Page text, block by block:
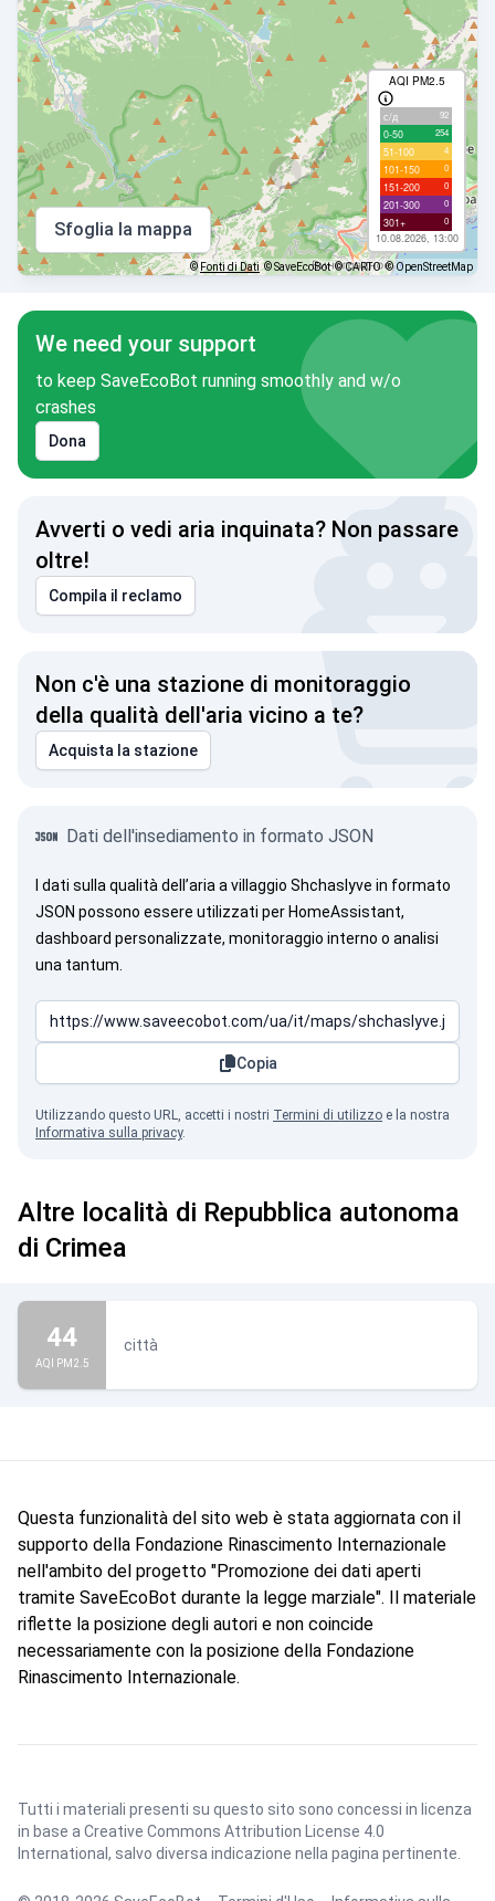
AQI PM2.5
с/д 92
0-50 254
51-100 4
101-150 0
151-200 0
201-300 0
301+ 0
10.08.2026, 13:00
Sfoglia la mappa
© Fonti di Dati © SaveEcoBot © CARTO © OpenStreetMap
We need your support
to keep SaveEcoBot running smoothly and w/o
crashes
Dona
Avverti o vedi aria inquinata? Non passare
oltre!
Compila il reclamo
Non c'è una stazione di monitoraggio
della qualità dell'aria vicino a te?
Acquista la stazione
Dati dell'insediamento in formato JSON
I dati sulla qualità dell’aria a villaggio Shchaslyve in formato
JSON possono essere utilizzati per HomeAssistant,
dashboard personalizzate, monitoraggio interno o analisi
una tantum.
Copia
Utilizzando questo URL, accetti i nostri Termini di utilizzo e la nostra
Informativa sulla privacy.
Altre località di Repubblica autonoma
di Crimea
44
AQI PM2.5
città
Questa funzionalità del sito web è stata aggiornata con il
supporto della Fondazione Rinascimento Internazionale
nell'ambito del progetto "Promozione dei dati aperti
tramite SaveEcoBot durante la legge marziale". Il materiale
riflette la posizione degli autori e non coincide
necessariamente con la posizione della Fondazione
Rinascimento Internazionale.
Tutti i materiali presenti su questo sito sono concessi in licenza
in base a Creative Commons Attribution License 4.0
International , salvo diversa indicazione nella pagina pertinente.